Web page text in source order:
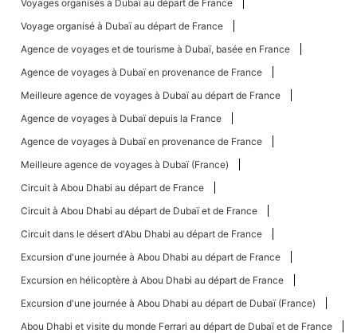
Voyages organisés à Dubaï au départ de France
Voyage organisé à Dubaï au départ de France
Agence de voyages et de tourisme à Dubaï, basée en France
Agence de voyages à Dubaï en provenance de France
Meilleure agence de voyages à Dubaï au départ de France
Agence de voyages à Dubaï depuis la France
Agence de voyages à Dubaï en provenance de France
Meilleure agence de voyages à Dubaï (France)
Circuit à Abou Dhabi au départ de France
Circuit à Abou Dhabi au départ de Dubaï et de France
Circuit dans le désert d'Abu Dhabi au départ de France
Excursion d'une journée à Abou Dhabi au départ de France
Excursion en hélicoptère à Abou Dhabi au départ de France
Excursion d'une journée à Abou Dhabi au départ de Dubaï (France)
Abou Dhabi et visite du monde Ferrari au départ de Dubaï et de France